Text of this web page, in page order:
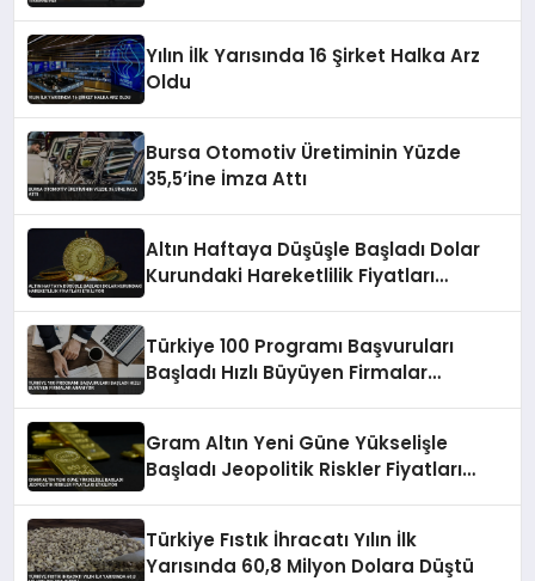
Yılın İlk Yarısında 16 Şirket Halka Arz
Oldu
Bursa Otomotiv Üretiminin Yüzde
35,5’ine İmza Attı
Altın Haftaya Düşüşle Başladı Dolar
Kurundaki Hareketlilik Fiyatları
Türkiye 100 Programı Başvuruları
Başladı Hızlı Büyüyen Firmalar
Gram Altın Yeni Güne Yükselişle
Başladı Jeopolitik Riskler Fiyatları
Türkiye Fıstık İhracatı Yılın İlk
Yarısında 60,8 Milyon Dolara Düştü